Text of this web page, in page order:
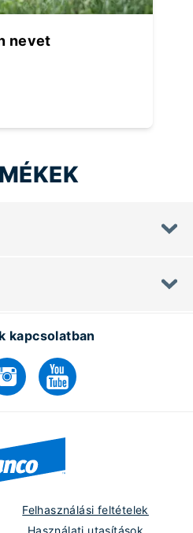
nevet
kapcsolatban
Felhasználási feltételek